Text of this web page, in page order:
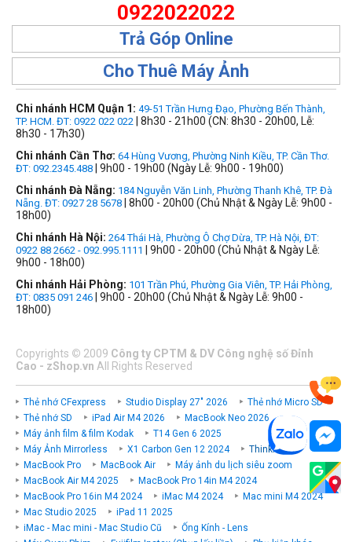
0922022022
Trả Góp Online
Cho Thuê Máy Ảnh
Chi nhánh HCM Quận 1: 49-51 Trần Hưng Đạo, Phường Bến Thành,
TP. HCM. ĐT: 0922 022 022 | 8h30 - 21h00 (CN: 8h30 - 20h00, Lễ:
8h30 - 17h30)
Chi nhánh Cần Thơ: 64 Hùng Vương, Phường Ninh Kiều, TP. Cần Thơ.
ĐT: 092.2345.488 | 9h00 - 19h00 (Ngày Lễ: 9h00 - 19h00)
Chi nhánh Đà Nẵng: 184 Nguyễn Văn Linh, Phường Thanh Khê, TP. Đà
Nẵng. ĐT: 0927 28 5678 | 8h00 - 20h00 (Chủ Nhật & Ngày Lễ: 9h00 -
18h00)
Chi nhánh Hà Nội: 264 Thái Hà, Phường Ô Chợ Dừa, TP. Hà Nội, ĐT:
0922 88 2662 - 092.995.1111
| 9h00 - 20h00 (Chủ Nhật & Ngày Lễ:
9h00 - 18h00)
Chi nhánh Hải Phòng: 101 Trần Phú, Phường Gia Viên, TP. Hải Phòng,
ĐT: 0835 091 246 | 9h00 - 20h00 (Chủ Nhật & Ngày Lễ: 9h00 -
18h00)
Copyrights © 2009 Công ty CPTM & DV Công nghệ số Đỉnh
Cao - zShop.vn All Rights Reserved
Thẻ nhớ CFexpress Studio Display 27" 2026
Thẻ nhớ Micro SD
Thẻ nhớ SD
iPad Air M4 2026
MacBook Neo 2026
Máy ảnh film & film Kodak
T14 Gen 6 2025
Máy Ảnh Mirrorless
X1 Carbon Gen 12 2024
ThinkPad P
MacBook Pro
MacBook Air
Máy ảnh du lịch siêu zoom
MacBook Air M4 2025
MacBook Pro 14in M4 2024
MacBook Pro 16in M4 2024
iMac M4 2024
Mac mini M4 2024
Mac Studio 2025
iPad 11 2025
iMac - Mac mini - Mac Studio Cũ
Ống Kính - Lens